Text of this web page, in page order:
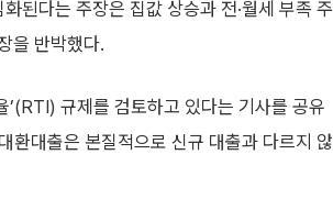
된다는 주장은 집값 상승과 전·월세 부족 주
을 반박했다.
규제를 검토하고 있다는 기사를 공유
환대출은 본질적으로 신규 대출과 다르지 않